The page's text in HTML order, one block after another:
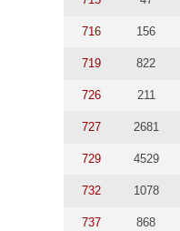
716 156
719 822
726 211
727 2681
729 4529
732 1078
737 868